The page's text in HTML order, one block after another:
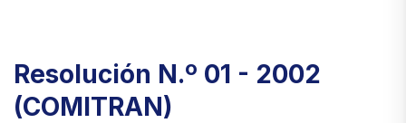
Resolución N.º 01 - 2002
(COMITRAN)